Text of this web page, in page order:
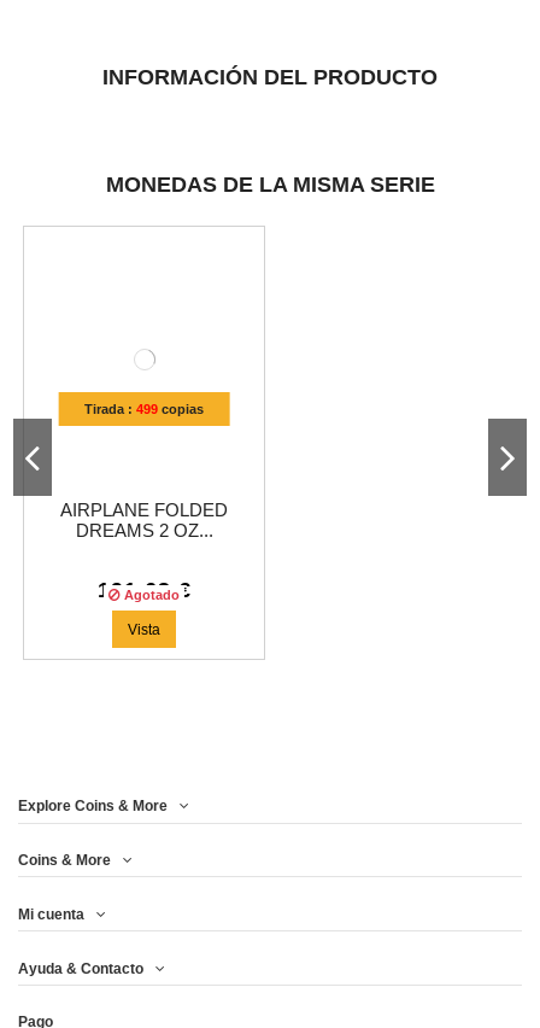
INFORMACIÓN DEL PRODUCTO
MONEDAS DE LA MISMA SERIE
Tirada : 499copias
AIRPLANE FOLDED
DREAMS 2 OZ...
191,63 €
Agotado
Vista
Explore Coins & More
Coins & More
Mi cuenta
Ayuda & Contacto
Pago